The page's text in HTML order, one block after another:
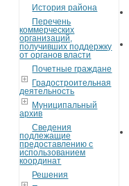
История района
Перечень
коммерческих
организаций,
получивших поддержку
от органов власти
Почетные граждане
Градостроительная
деятельность
Муниципальный
архив
Сведения
подлежащие
предоставлению с
использованием
координат
Решения